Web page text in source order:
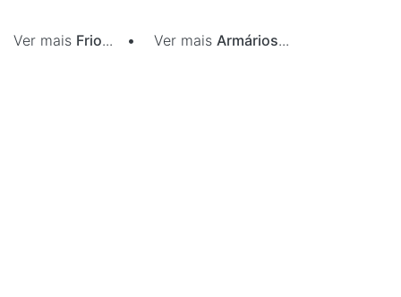
Ver mais Frio... • Ver mais Armários...